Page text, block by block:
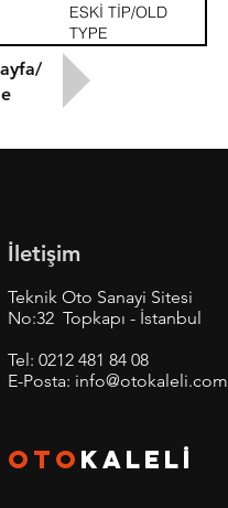
ESKİ TİP/OLD
TYPE
İletişim
Teknik Oto Sanayi Sitesi
No:32 Topkapı - İstanbul
Tel: 0212 481 84 08
E-Posta: info@otokaleli.com
OTO KALELİ